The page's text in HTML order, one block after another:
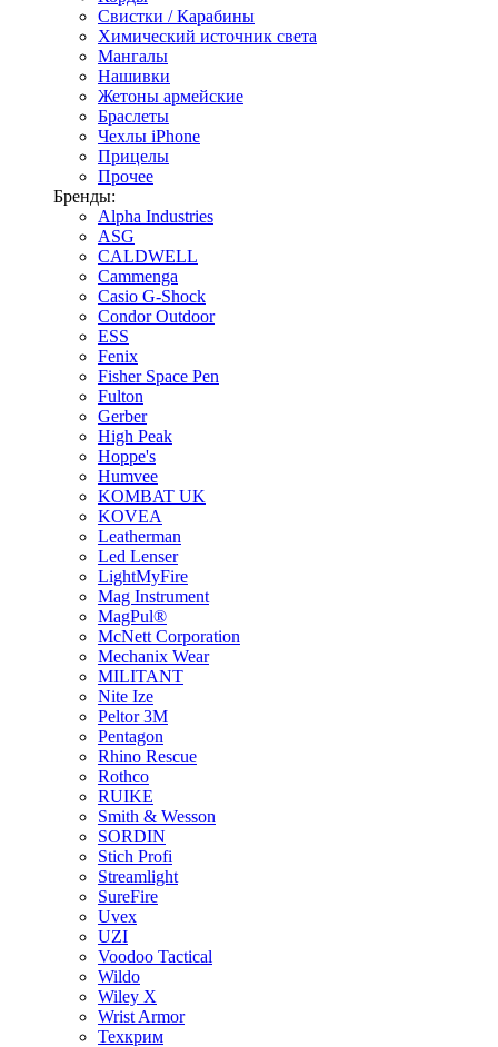
Свистки / Карабины
Химический источник света
Мангалы
Нашивки
Жетоны армейские
Браслеты
Чехлы iPhone
Прицелы
Прочее
Бренды:
Alpha Industries
ASG
CALDWELL
Cammenga
Casio G-Shock
Condor Outdoor
ESS
Fenix
Fisher Space Pen
Fulton
Gerber
High Peak
Hoppe's
Humvee
KOMBAT UK
KOVEA
Leatherman
Led Lenser
LightMyFire
Mag Instrument
MagPul®
McNett Corporation
Mechanix Wear
MILITANT
Nite Ize
Peltor 3M
Pentagon
Rhino Rescue
Rothco
RUIKE
Smith & Wesson
SORDIN
Stich Profi
Streamlight
SureFire
Uvex
UZI
Voodoo Tactical
Wildo
Wiley X
Wrist Armor
Техкрим